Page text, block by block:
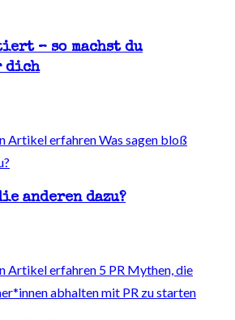
– so machst du
dich
anderen dazu?